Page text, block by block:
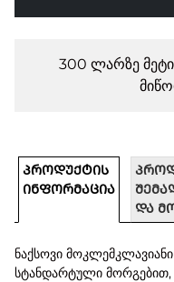
300 ლარზე
ᲞᲠᲝᲓᲣᲥᲢᲘᲡ
ᲘᲜᲤᲝᲠᲛᲐᲪᲘᲐ
ᲓᲐ
ნაქსოვი
სტანდარტული მორგებით,